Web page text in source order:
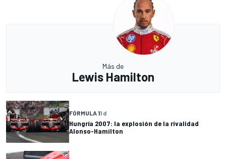
Más de
Lewis Hamilton
FÓRMULA 11 d
Hungría 2007: la explosión de la rivalidad
Alonso-Hamilton